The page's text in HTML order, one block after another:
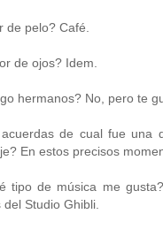
de pelo? Café.
de ojos? Idem.
hermanos? No, pero te
de cual fue una
En estos precisos
tipo de música me
Studio Ghibli.